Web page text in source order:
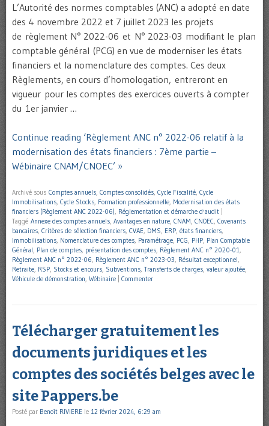
L’Autorité des normes comptables (ANC) a adopté en date
des 4 novembre 2022 et 7 juillet 2023 les projets
de règlement N° 2022-06 et N° 2023-03 modifiant le plan
comptable général (PCG) en vue de moderniser les états
financiers et la nomenclature des comptes. Ces deux
Règlements, en cours d’homologation, entreront en
vigueur pour les comptes des exercices ouverts à compter
du 1er janvier …
Continue reading ‘Règlement ANC n° 2022-06 relatif à la
modernisation des états financiers : 7ème partie –
Wébinaire CNAM/CNOEC’ »
Archivé sous Comptes annuels Comptes consolidés Cycle Fiscalité Cycle
Immobilisations Cycle Stocks Formation professionnelle Modernisation des états
financiers (Règlement ANC 2022-06) Réglementation et démarche d'audit
Taggé Annexe des comptes annuels Avantages en nature CNAM CNOEC Covenants
bancaires Critères de sélection financiers CVAE DMS ERP états financiers
Immobilisations Nomenclature des comptes Paramétrage PCG PHP Plan Comptable
Général Plan de comptes présentation des comptes Règlement ANC n° 2020-01
Règlement ANC n° 2022-06 Règlement ANC n° 2023-03 Résultat exceptionnel
Retraite RSP Stocks et encours Subventions Transferts de charges valeur ajoutée
Véhicule de démonstration Wébinaire Commenter
Télécharger gratuitement les
documents juridiques et les
comptes des sociétés belges avec le
site Pappers.be
Posté par Benoît RIVIERE le 12 février 2024, 6:29 am